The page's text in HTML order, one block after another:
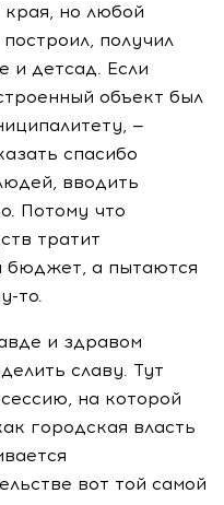
но любой
построил, получил
и детсад. Если
объект был
—
спасибо
вводить
Потому что
тратит
бюджет, а пытаются
то.
и здравом
славу. Тут
на которой
городская власть
вот той самой